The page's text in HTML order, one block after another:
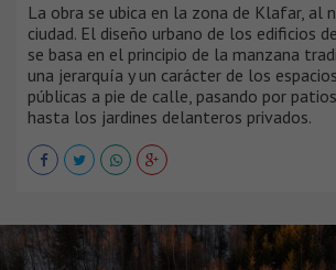
La obra se ubica en la zona de Klafar, al
ciudad. El diseño urbano de los edificios
se basa en el principio de la manzana
una jerarquía y un carácter de los
públicas a pie de calle, pasando por
hasta los jardines delanteros privados.